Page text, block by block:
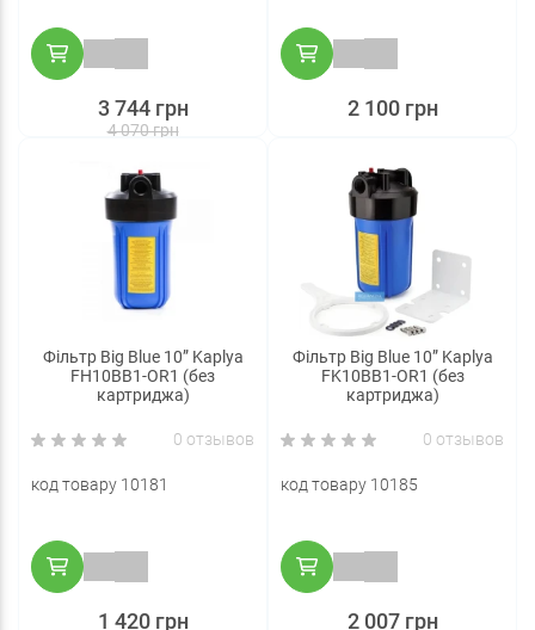
4 070 грн
3 744 грн 2 100 грн
Фільтр Big Blue 10” Kaplya
FH10BB1-OR1 (без
картриджа)
0 отзывов
код товару 10181
1 420 грн
Фільтр Big Blue 10” Kaplya
FK10BB1-OR1 (без
картриджа)
0 отзывов
код товару 10185
2 007 грн